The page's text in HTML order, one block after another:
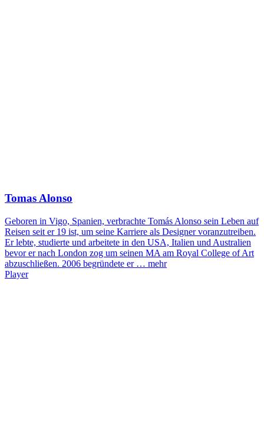
Tomas Alonso
Geboren in Vigo, Spanien, verbrachte Tomás Alonso sein Leben auf
Reisen seit er 19 ist, um seine Karriere als Designer voranzutreiben.
Er lebte, studierte und arbeitete in den USA, Italien und Australien
bevor er nach London zog um seinen MA am Royal College of Art
abzuschließen. 2006 begründete er … mehr
Player